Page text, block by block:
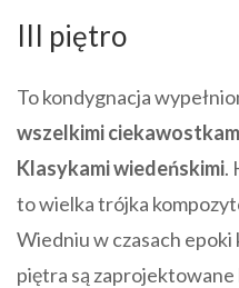
III piętro
To kondygnacja
wszelkimi
Klasykami wiedeńskimi.
to wielka trójka
Wiedniu w czasach
piętra są